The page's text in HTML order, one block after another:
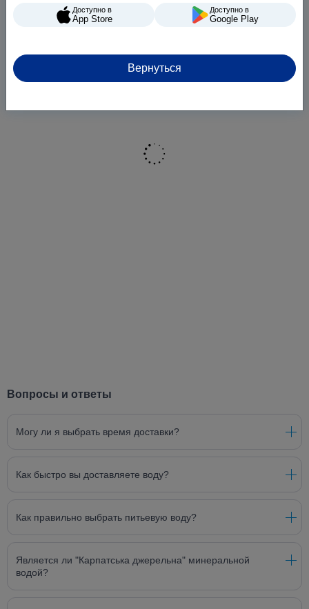
Вопросы и ответы
Могу ли я выбрать время доставки?
Как быстро вы доставляете воду?
Как правильно выбрать питьевую воду?
Является ли "Карпатська джерельна" минеральной
водой?
Доступно в
App Store
Доступно в
Google Play
Вернуться